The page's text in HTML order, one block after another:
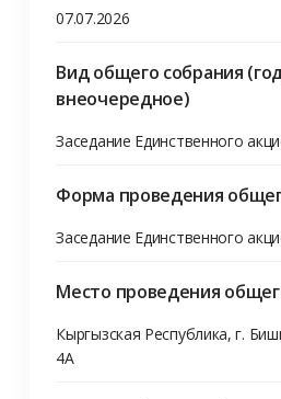
07.07.2026
Вид общего собрания
внеочередное)
Заседание Единственного
Форма проведения
Заседание Единственного
Место проведения
Кыргызская Республика, г.
4А